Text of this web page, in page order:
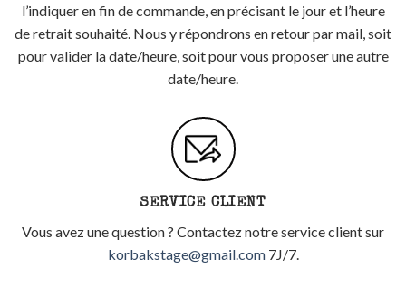
l’indiquer en fin de commande, en précisant le jour et l’heure
de retrait souhaité. Nous y répondrons en retour par mail, soit
pour valider la date/heure, soit pour vous proposer une autre
date/heure.
SERVICE CLIENT
Vous avez une question ? Contactez notre service client sur
korbakstage@gmail.com7J/7.